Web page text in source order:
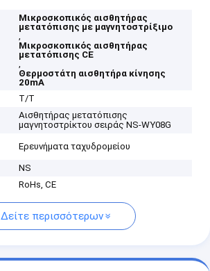
Μικροσκοπικός αισθητήρας
μετατόπισης με μαγνητοστρίξιμο
,
Μικροσκοπικός αισθητήρας
μετατόπισης CE
,
Θερμοστάτη αισθητήρα κίνησης
20mA
Τ/Τ
Αισθητήρας μετατόπισης
μαγνητοστρίκτου σειράς NS-WY08G
Ερευνήματα ταχυδρομείου
NS
RoHs, CE
Δείτε περισσότερων